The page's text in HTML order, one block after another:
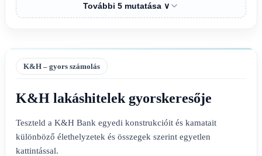
További 5 mutatása ∨
K&H – gyors számolás
K&H lakáshitelek gyorskeresője
Teszteld a K&H Bank egyedi konstrukcióit és kamatait
különböző élethelyzetek és összegek szerint egyetlen
kattintással.